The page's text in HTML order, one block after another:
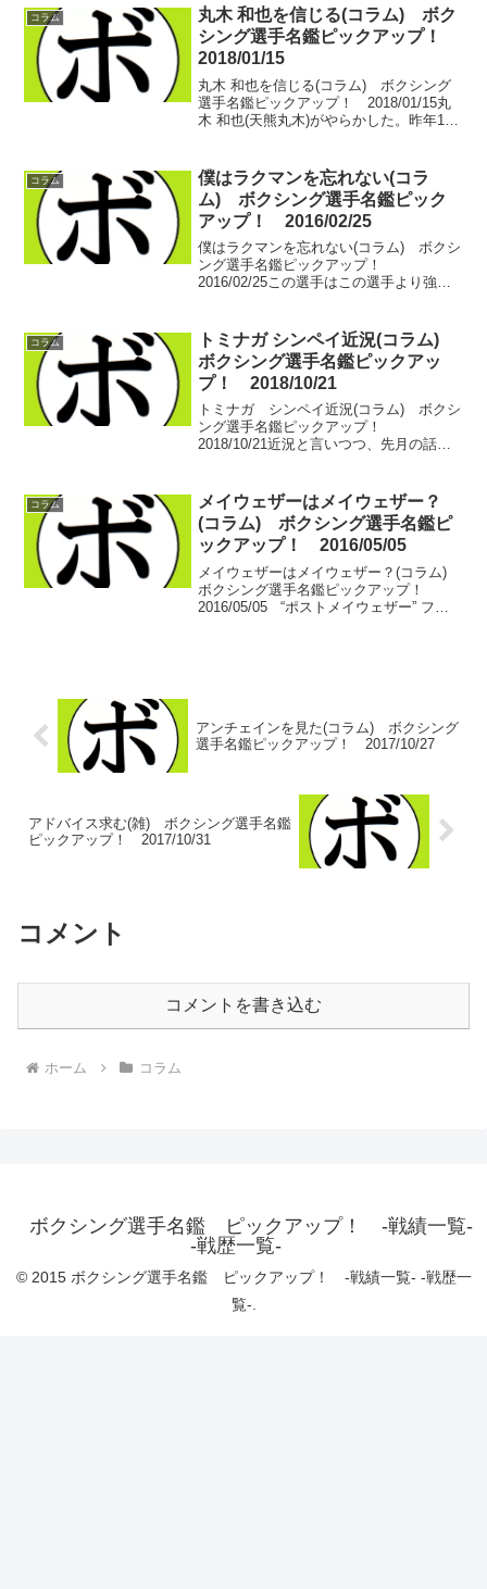
きる人間が少な過ぎるのでここに吐きだ
そうと思う...
コラム
丸木 和也を信じる(コラム) ボク
シング選手名鑑ピックアップ！
2018/01/15
丸木 和也を信じる(コラム) ボクシング
選手名鑑ピックアップ！ 2018/01/15丸
木 和也(天熊丸木)がやらかした。昨年12
だ日本タイトルマッチで大激戦を繰り...
コラム
僕はラクマンを忘れない(コラ
ム) ボクシング選手名鑑ピック
アップ！ 2016/02/25
僕はラクマンを忘れない(コラム) ボクシ
ング選手名鑑ピックアップ！
2016/02/25この選手はこの選手より強
しい。注目の一戦が開催される前、ネッ
ト上ではボクシングフ...
コラム
トミナガ シンペイ近況(コラム)
ボクシング選手名鑑ピックアッ
プ！ 2018/10/21
トミナガ シンペイ近況(コラム) ボクシ
ング選手名鑑ピックアップ！
2018/10/21近況と言いつつ、先月の話。
ッチに敗れて以降、試合が組まれていな
い。実は...
コラム
メイウェザーはメイウェザー？
(コラム) ボクシング選手名鑑ピ
ックアップ！ 2016/05/05
メイウェザーはメイウェザー？(コラム)
ボクシング選手名鑑ピックアップ！
2016/05/05 “ポストメイウェザー” フロ
アンチェインを見た(コラム) ボクシング
選手名鑑ピックアップ！ 2017/10/27
アドバイス求む(雑) ボクシング選手名鑑
ピックアップ！ 2017/10/31
コメント
コメントを書き込む
ホーム コラム
ボクシング選手名鑑 ピックアップ！ -戦績一覧-
-戦歴一覧-
© 2015 ボクシング選手名鑑 ピックアップ！ -戦績一覧- -戦歴一
覧-.